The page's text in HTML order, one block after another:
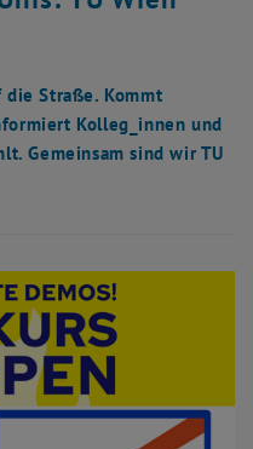
Straße. Kommt
Kolleg_innen und
Gemeinsam sind wir TU